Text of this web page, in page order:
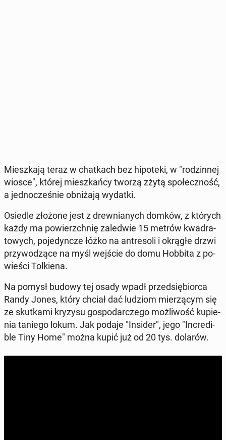
Miesz­ka­ją teraz w chat­kach bez hi­po­te­ki, w "ro­dzin­nej
wiosce", której miesz­kań­cy tworzą zżytą spo­łecz­ność,
a jed­no­cze­śnie ob­ni­ża­ją wydatki.
Osiedle złożone jest z drew­nia­nych domków, z których
każdy ma po­wierzch­nię za­le­d­wie 15 metrów kwa­dra­
to­wych, po­je­dyn­cze łóżko na an­tre­so­li i okrągłe drzwi
przy­wo­dzą­ce na myśl wejście do domu Hobbita z po­
wie­ści Tol­kie­na.
Na pomysł budowy tej osady wpadł przed­się­bior­ca
Randy Jones, który chciał dać ludziom mie­rzą­cym się
ze skut­ka­mi kryzysu go­spo­dar­cze­go moż­li­wość ku­pie­
nia taniego lokum. Jak podaje "Insider", jego "In­cre­di­
ble Tiny Home" można kupić już od 20 tys. dolarów.